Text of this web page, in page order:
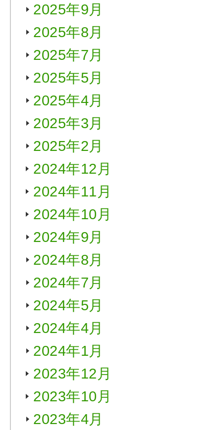
2025年9月
2025年8月
2025年7月
2025年5月
2025年4月
2025年3月
2025年2月
2024年12月
2024年11月
2024年10月
2024年9月
2024年8月
2024年7月
2024年5月
2024年4月
2024年1月
2023年12月
2023年10月
2023年4月